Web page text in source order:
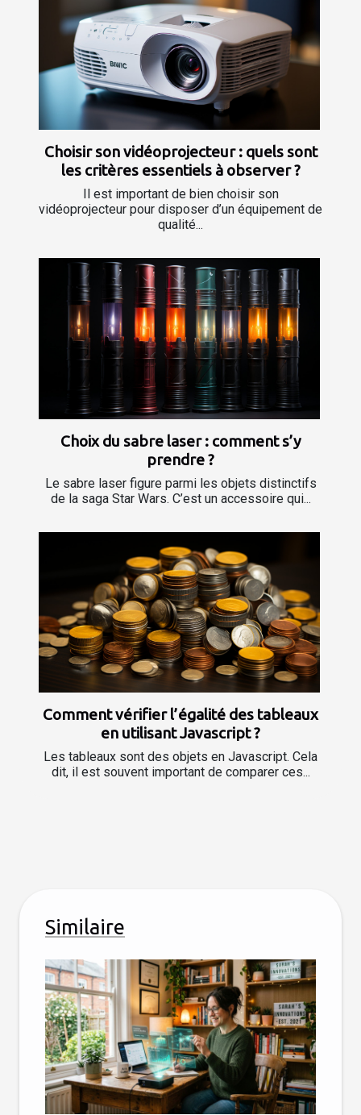
Choisir son vidéoprojecteur : quels sont
les critères essentiels à observer ?
Il est important de bien choisir son
vidéoprojecteur pour disposer d’un équipement de
qualité...
Choix du sabre laser : comment s’y
prendre ?
Le sabre laser figure parmi les objets distinctifs
de la saga Star Wars. C’est un accessoire qui...
Comment vérifier l’égalité des tableaux
en utilisant Javascript ?
Les tableaux sont des objets en Javascript. Cela
dit, il est souvent important de comparer ces...
Similaire